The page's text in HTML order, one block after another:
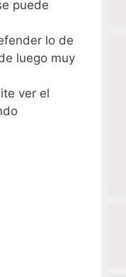
puede
lo de
luego muy
ver el